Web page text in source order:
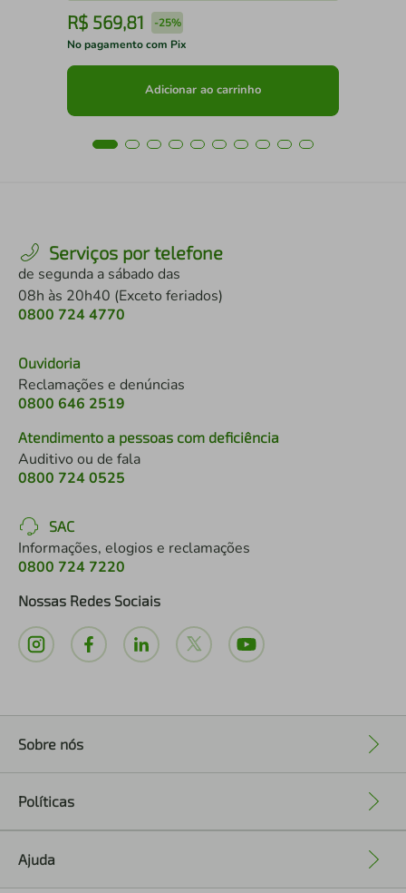
R$ 569,81 -25%
No pagamento com Pix
Adicionar ao carrinho
Serviços por telefone
de segunda a sábado das
08h às 20h40 (Exceto feriados)
0800 724 4770
Ouvidoria
Reclamações e denúncias
0800 646 2519
Atendimento a pessoas com deficiência
Auditivo ou de fala
0800 724 0525
SAC
Informações, elogios e reclamações
0800 724 7220
Nossas Redes Sociais
Sobre nós
Políticas
Ajuda